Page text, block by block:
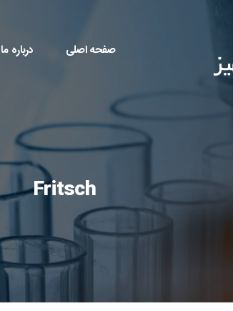
صفحه اصلی درباره ما
Fritsch